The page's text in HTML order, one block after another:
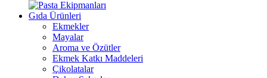
Gıda Ürünleri
Ekmekler
Mayalar
Aroma ve Özütler
Ekmek Katkı Maddeleri
Çikolatalar